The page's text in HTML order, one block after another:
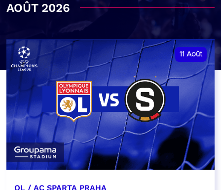
AOÛT 2026
11 Août
OL / AC SPARTA PRAHA